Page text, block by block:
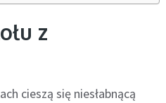
z
cieszą się niesłabnącą